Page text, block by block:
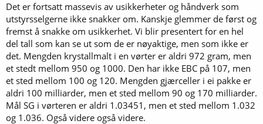
Det er fortsatt massevis av usikkerheter og håndverk som
utstyrsselgerne ikke snakker om. Kanskje glemmer de først og
fremst å snakke om usikkerhet. Vi blir presentert for en hel
del tall som kan se ut som de er nøyaktige, men som ikke er
det. Mengden krystallmalt i en vørter er aldri 972 gram, men
et stedt mellom 950 og 1000. Den har ikke EBC på 107, men
et sted mellom 100 og 120. Mengden gjærceller i ei pakke er
aldri 100 milliarder, men et sted mellom 90 og 170 milliarder.
Mål SG i vørteren er aldri 1.03451, men et sted mellom 1.032
og 1.036. Også videre også videre.